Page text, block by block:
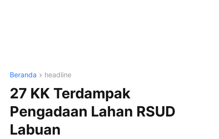
Beranda headline
27 KK Terdampak
Pengadaan Lahan RSUD
Labuan